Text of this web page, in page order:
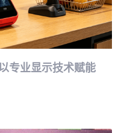
专业显示技术赋能